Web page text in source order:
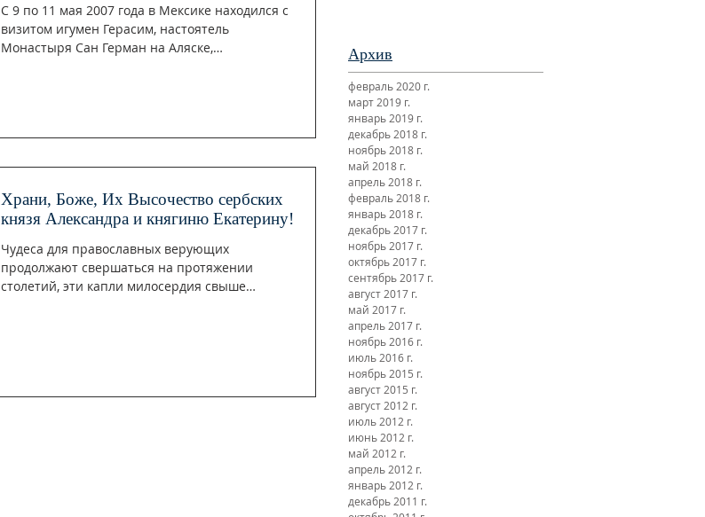
С 9 по 11 мая 2007 года в Мексике находился с
визитом игумен Герасим, настоятель
Монастыря Сан Герман на Аляске,
Храни, Боже, Их Высочество сербских
князя Александра и княгиню Екатерину!
Чудеса для православных верующих
продолжают свершаться на протяжении
столетий, эти капли милосердия свыше
Архив
февраль 2020 г.
март 2019 г.
январь 2019 г.
декабрь 2018 г.
ноябрь 2018 г.
май 2018 г.
апрель 2018 г.
февраль 2018 г.
январь 2018 г.
декабрь 2017 г.
ноябрь 2017 г.
октябрь 2017 г.
сентябрь 2017 г.
август 2017 г.
май 2017 г.
апрель 2017 г.
ноябрь 2016 г.
июль 2016 г.
ноябрь 2015 г.
август 2015 г.
август 2012 г.
июль 2012 г.
июнь 2012 г.
май 2012 г.
апрель 2012 г.
январь 2012 г.
декабрь 2011 г.